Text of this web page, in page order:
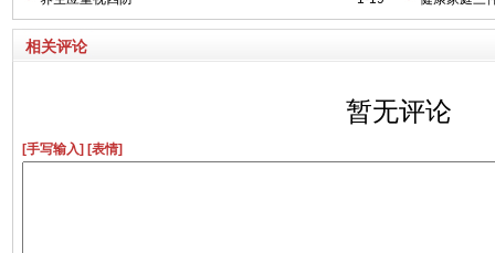
相关评论
暂无评论
[手写输入] [表情]